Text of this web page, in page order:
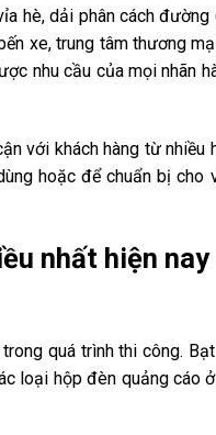
hè, dải phân cách
xe, trung tâm thương
nhu cầu của mọi nhãn
với khách hàng từ nhiều
hoặc để chuẩn bị cho
nhất hiện nay
quá trình thi công.
loại hộp đèn quảng cáo